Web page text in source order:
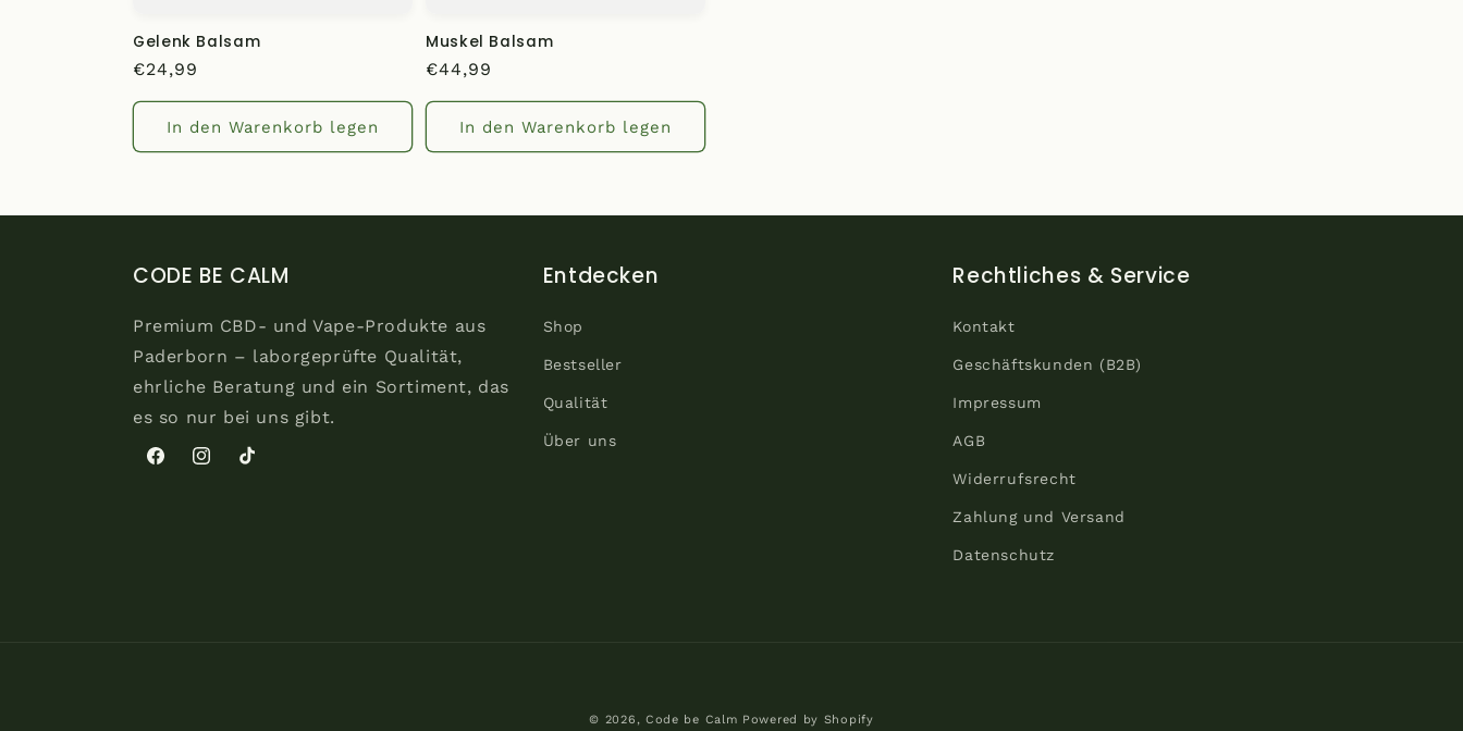
Gelenk Balsam
Normaler
Preis
€24,99
In den Warenkorb legen
Muskel Balsam
Normaler
Preis
€44,99
In den Warenkorb legen
CODE BE CALM
Premium CBD- und Vape-Produkte aus
Paderborn – laborgeprüfte Qualität,
ehrliche Beratung und ein Sortiment, das
es so nur bei uns gibt.
FacebookInstagram
TikTok
Entdecken
Shop
Bestseller
Qualität
Über uns
Rechtliches & Service
Kontakt
Geschäftskunden (B2B)
Impressum
AGB
Widerrufsrecht
Zahlung und Versand
Datenschutz
© 2026, Code be Calm Powered by Shopify